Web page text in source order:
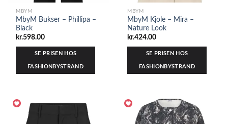
MBYM
MbyM Bukser – Phillipa –
Black
kr.598.00
SE PRISEN HOS
FASHIONBYSTRAND
MBYM
MbyM Kjole – Mira –
Nature Look
kr.424.00
SE PRISEN HOS
FASHIONBYSTRAND